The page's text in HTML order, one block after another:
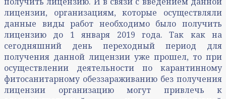
лицензии, организациям, которые осуществляли
данные виды работ необходимо было получить
лицензию до 1 января 2019 года. Так как на
сегодняшний день переходный период для
получения данной лицензии уже прошел, то при
осуществлении деятельности по карантинному
фитосанитарному обеззараживанию без получения
лицензии организацию могут привлечь к